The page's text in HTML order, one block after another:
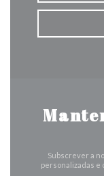
Subscrever a
personalizadas